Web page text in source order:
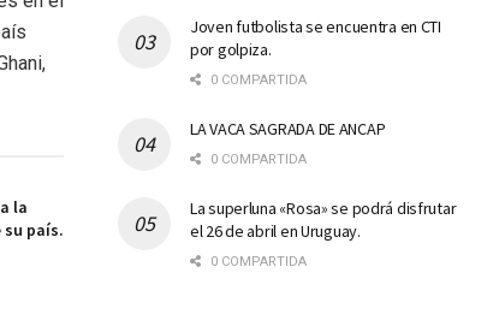
la
país.
Joven futbolista se encuentra en CTI
por golpiza.
0 COMPARTIDA
LA VACA SAGRADA DE ANCAP
0 COMPARTIDA
La superluna «Rosa» se podrá disfrutar
el 26 de abril en Uruguay.
0 COMPARTIDA